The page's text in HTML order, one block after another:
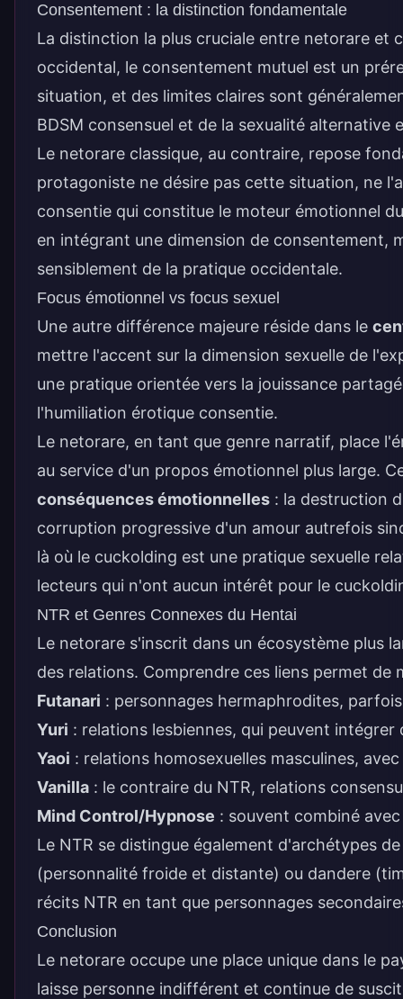
Consentement : la distinction fondamentale
La distinction la plus cruciale entre netorare et
occidental, le consentement mutuel est un
situation, et des limites claires sont
BDSM consensuel et de la sexualité alternative
Le netorare classique, au contraire, repose
protagoniste ne désire pas cette situation, ne
consentie qui constitue le moteur émotionnel
en intégrant une dimension de consentement,
sensiblement de la pratique occidentale.
Focus émotionnel vs focus sexuel
Une autre différence majeure réside dans le
mettre l'accent sur la dimension sexuelle de
une pratique orientée vers la jouissance
l'humiliation érotique consentie.
Le netorare, en tant que genre narratif, place
au service d'un propos émotionnel plus large.
conséquences émotionnelles : la destruction
corruption progressive d'un amour autrefois
là où le cuckolding est une pratique sexuelle
lecteurs qui n'ont aucun intérêt pour le
NTR et Genres Connexes du Hentai
Le netorare s'inscrit dans un écosystème plus
des relations. Comprendre ces liens permet de
Futanari : personnages hermaphrodites,
Yuri : relations lesbiennes, qui peuvent
Yaoi : relations homosexuelles masculines,
Vanilla : le contraire du NTR, relations
Mind Control/Hypnose : souvent combiné
Le NTR se distingue également d'archétypes
(personnalité froide et distante) ou dandere
récits NTR en tant que personnages
Conclusion
Le netorare occupe une place unique dans le
laisse personne indifférent et continue de